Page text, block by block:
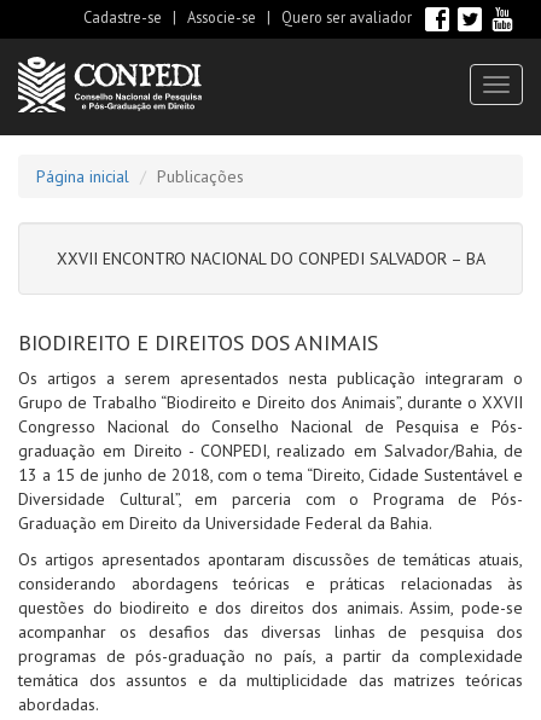
Cadastre-se | Associe-se | Quero ser avaliador
Página inicial Publicações
XXVII ENCONTRO NACIONAL DO CONPEDI SALVADOR – BA
BIODIREITO E DIREITOS DOS ANIMAIS
Os artigos a serem apresentados nesta publicação integraram o
Grupo de Trabalho “Biodireito e Direito dos Animais”, durante o XXVII
Congresso Nacional do Conselho Nacional de Pesquisa e Pós-
graduação em Direito - CONPEDI, realizado em Salvador/Bahia, de
13 a 15 de junho de 2018, com o tema “Direito, Cidade Sustentável e
Diversidade Cultural”, em parceria com o Programa de Pós-
Graduação em Direito da Universidade Federal da Bahia.
Os artigos apresentados apontaram discussões de temáticas atuais,
considerando abordagens teóricas e práticas relacionadas às
questões do biodireito e dos direitos dos animais. Assim, pode-se
acompanhar os desafios das diversas linhas de pesquisa dos
programas de pós-graduação no país, a partir da complexidade
temática dos assuntos e da multiplicidade das matrizes teóricas
abordadas.